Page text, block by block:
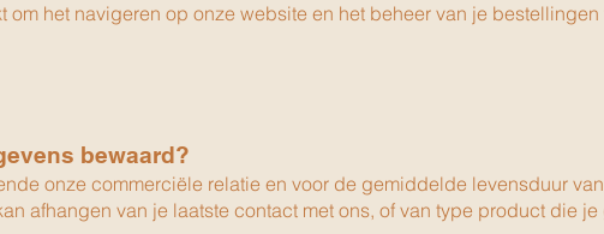
het navigeren op onze website en het beheer van je
bewaard?
onze commerciële relatie en voor de gemiddelde levensduur
afhangen van je laatste contact met ons, of van type product die